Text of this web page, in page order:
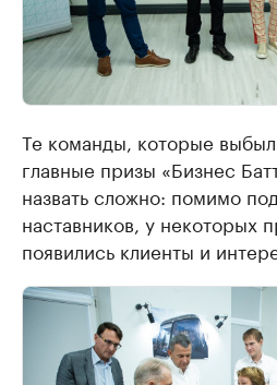
Те команды, которые
главные призы «Бизнес
назвать сложно: помимо
наставников, у некоторых
появились клиенты и